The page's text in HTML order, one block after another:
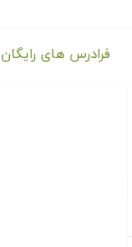
فرادرس های رایگان